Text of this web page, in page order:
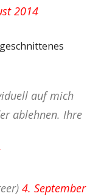
2014
auf mich
ablehnen. Ihre
4. September